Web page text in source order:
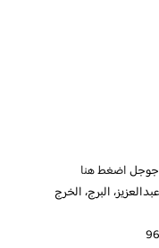
جوجلاضغط هنا
البرج، الخرج